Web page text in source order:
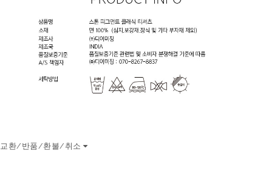
교환/반품/환불/취소